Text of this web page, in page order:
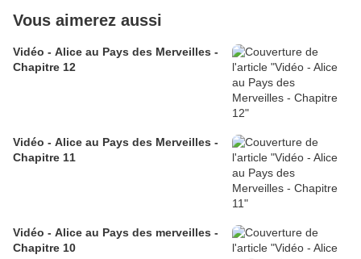
Vous aimerez aussi
Vidéo - Alice au Pays des Merveilles -
Chapitre 12
Vidéo - Alice au Pays des Merveilles -
Chapitre 11
Vidéo - Alice au Pays des merveilles -
Chapitre 10